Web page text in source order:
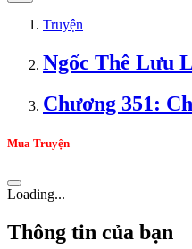
Truyện
Ngốc Thê Lưu
Chương 351:
Mua Truyện
Loading...
Thông tin của bạn